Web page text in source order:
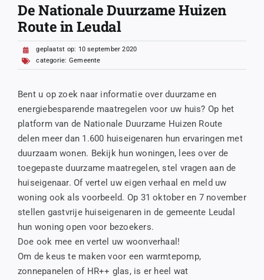
De Nationale Duurzame Huizen
Route in Leudal
geplaatst op: 10 september 2020
categorie: Gemeente
Bent u op zoek naar informatie over duurzame en
energiebesparende maatregelen voor uw huis? Op het
platform van de Nationale Duurzame Huizen Route
delen meer dan 1.600 huiseigenaren hun ervaringen met
duurzaam wonen. Bekijk hun woningen, lees over de
toegepaste duurzame maatregelen, stel vragen aan de
huiseigenaar. Of vertel uw eigen verhaal en meld uw
woning ook als voorbeeld. Op 31 oktober en 7 november
stellen gastvrije huiseigenaren in de gemeente Leudal
hun woning open voor bezoekers.
Doe ook mee en vertel uw woonverhaal!
Om de keus te maken voor een warmtepomp,
zonnepanelen of HR++ glas, is er heel wat